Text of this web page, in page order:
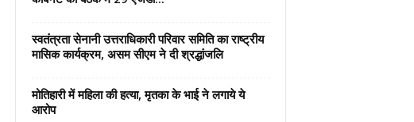
स्वतंत्रता सेनानी उत्तराधिकारी परिवार समिति का राष्ट्रीय
मासिक कार्यक्रम, असम सीएम ने दी श्रद्धांजलि
मोतिहारी में महिला की हत्या, मृतका के भाई ने लगाये ये
आरोप